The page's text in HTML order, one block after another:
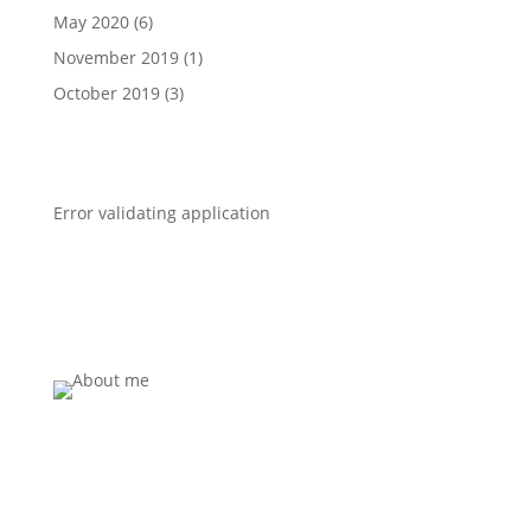
May 2020(6)
November 2019(1)
October 2019(3)
Error validating application